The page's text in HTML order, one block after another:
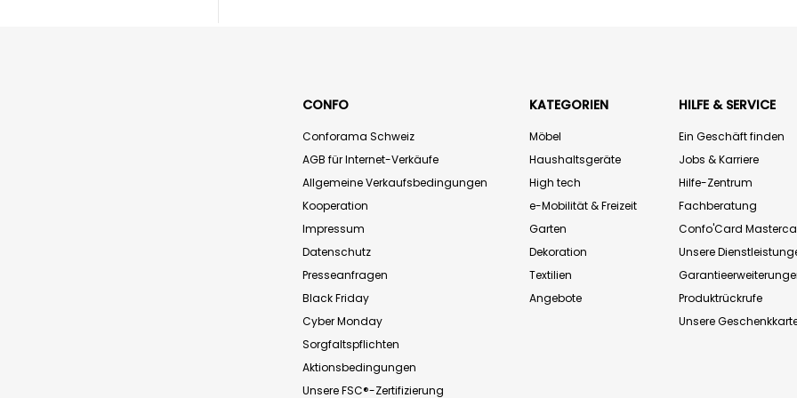
CONFO
Conforama Schweiz
AGB für Internet-Verkäufe
Allgemeine Verkaufsbedingungen
Kooperation
Impressum
Datenschutz
Presseanfragen
Black Friday
Cyber Monday
Sorgfaltspflichten
Aktionsbedingungen
Unsere FSC®-Zertifizierung
KATEGORIEN
Möbel
Haushaltsgeräte
High tech
e-Mobilität & Freizeit
Garten
Dekoration
Textilien
Angebote
HILFE & SERVICE
Ein Geschäft finden
Jobs & Karriere
Hilfe-Zentrum
Fachberatung
Confo'Card
Unsere
Produktrückrufe
Unsere